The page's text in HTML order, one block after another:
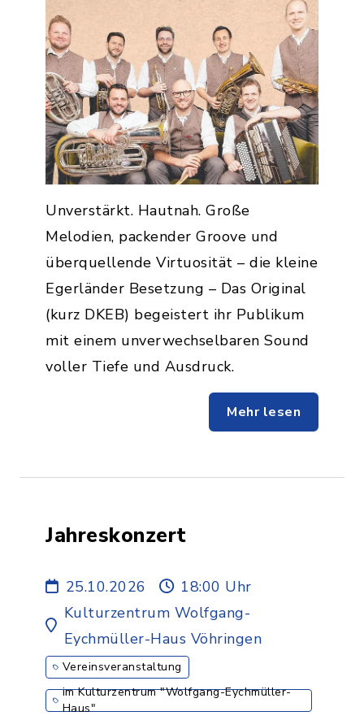
Unverstärkt. Hautnah. Große
Melodien, packender Groove und
überquellende Virtuosität – die kleine
Egerländer Besetzung – Das Original
(kurz DKEB) begeistert ihr Publikum
mit einem unverwechselbaren Sound
voller Tiefe und Ausdruck.
Mehr lesen
Jahreskonzert
25.10.2026
18:00 Uhr
Kulturzentrum Wolfgang-
Eychmüller-Haus Vöhringen
Vereinsveranstaltung
im Kulturzentrum "Wolfgang-Eychmüller-
Haus"